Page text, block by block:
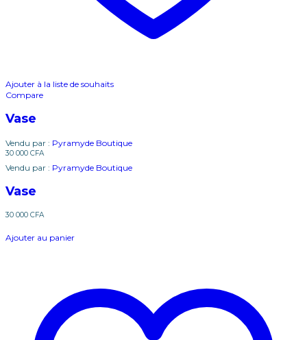
Ajouter à la liste de souhaits
Compare
Vase
Vendu par : Pyramyde Boutique
30 000 CFA
Vendu par : Pyramyde Boutique
Vase
30 000 CFA
Ajouter au panier